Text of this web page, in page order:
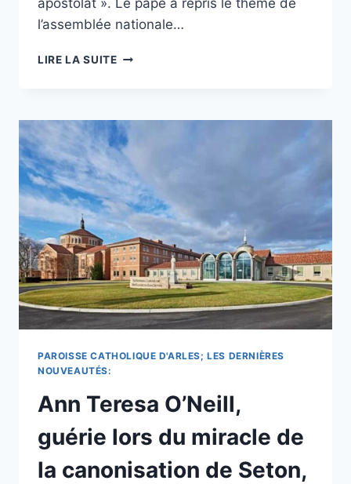
l’assemblée nationale…
LIRE LA SUITELA
« UN
LIEU
DE
SANCTIFICATION »,
DÉCLARE
LE
PAPE
À
L’ASSEMBLÉE
DE
LA
CMSM
ET
DU
PAROISSE CATHOLIQUE D'ARLES; LES DERNIÈRES
NOUVEAUTÉS:
Ann Teresa O’Neill,
guérie lors du miracle de
la canonisation de Seton,